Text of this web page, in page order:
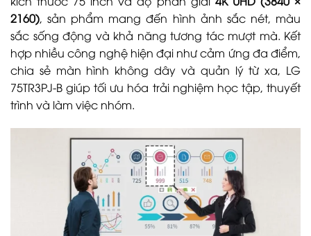
2160), sản phẩm mang đến hình ảnh sắc nét, màu
sắc sống động và khả năng tương tác mượt mà. Kết
hợp nhiều công nghệ hiện đại như cảm ứng đa điểm,
chia sẻ màn hình không dây và quản lý từ xa, LG
75TR3PJ-B giúp tối ưu hóa trải nghiệm học tập, thuyết
trình và làm việc nhóm.